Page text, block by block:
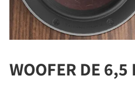
WOOFER DE 6,5